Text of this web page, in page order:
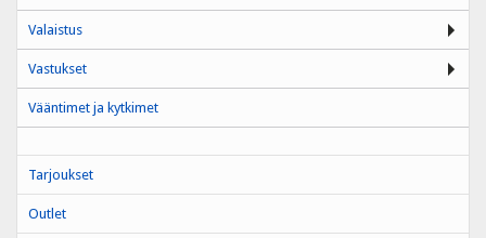
Valaistus
Vastukset
Vääntimet ja kytkimet
Tarjoukset
Outlet